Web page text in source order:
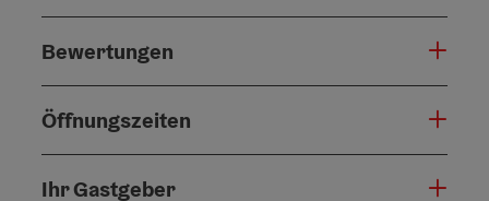
Bewertungen
Öffnungszeiten
Ihr Gastgeber